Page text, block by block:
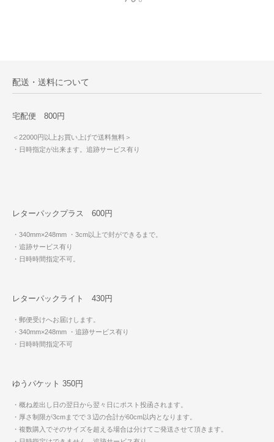
配送・送料について
宅配便 800円
＜22000円以上お買い上げで送料無料＞
・日時指定が出来ます。追跡サービス有り
レターパックプラス 600円
・340mm×248mm ・3cm以上で封ができるまで。
・追跡サービス有り
・日時時間指定不可。
レターパックライト 430円
・郵便受けへお届けします。
・340mm×248mm ・追跡サービス有り
・日時時間指定不可
ゆうパケット 350円
・概ね差出し日の翌日から翌々日にポスト投函されます。
・厚さ制限が3cmまでで３辺の合計が60cm以内となります。
・複数購入でそのサイズを超える場合は分けてご発送させて頂きます。